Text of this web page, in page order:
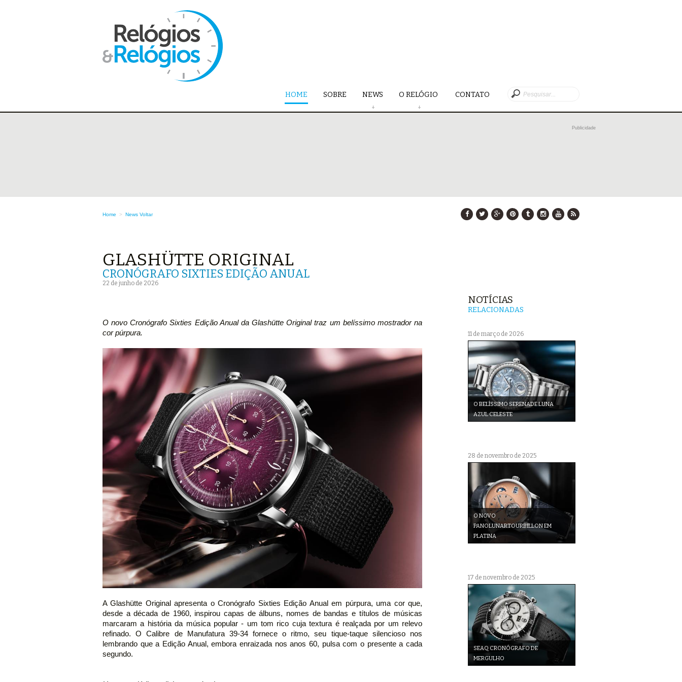
HOME SOBRE NEWS O RELÓGIO CONTATO
Publicidade
Home > News Voltar
GLASHÜTTE ORIGINAL
CRONÓGRAFO SIXTIES EDIÇÃO ANUAL
22 de junho de 2026
O novo Cronógrafo Sixties Edição Anual da Glashütte Original traz um belíssimo mostrador na
cor púrpura.
A Glashütte Original apresenta o Cronógrafo Sixties Edição Anual em púrpura, uma cor que,
desde a década de 1960, inspirou capas de álbuns, nomes de bandas e títulos de músicas
marcaram a história da música popular - um tom rico cuja textura é realçada por um relevo
refinado. O Calibre de Manufatura 39-34 fornece o ritmo, seu tique-taque silencioso nos
lembrando que a Edição Anual, embora enraizada nos anos 60, pulsa com o presente a cada
segundo.
NOTÍCIAS
RELACIONADAS
11 de março de 2026
O BELÍSSIMO SERENADE LUNA
AZUL CELESTE
28 de novembro de 2025
O NOVO
PANOLUNARTOURBILLON EM
PLATINA
17 de novembro de 2025
SEAQ CRONÓGRAFO DE
MERGULHO